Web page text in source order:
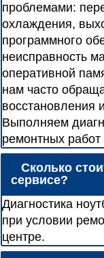
проблемами:
охлаждения,
программного
неисправность
оперативной
нам часто
восстановления
Выполняем
ремонтных
Сколько
сервисе?
Диагностика
при условии
центре.